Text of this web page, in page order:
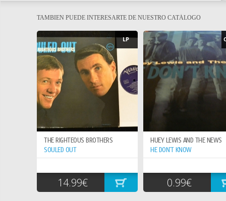
TAMBIEN PUEDE INTERESARTE DE NUESTRO CATÁLOGO
LP
THE RIGHTEOUS BROTHERS
SOULED OUT
14.99€
HUEY LEWIS AND THE NEWS
HE DON`T KNOW
0.99€